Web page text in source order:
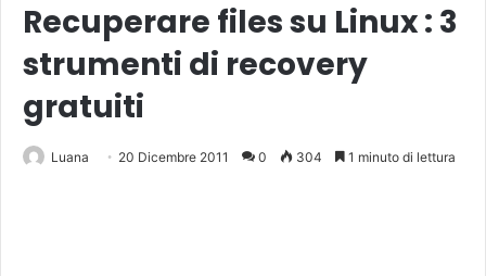
Recuperare files su Linux : 3
strumenti di recovery
gratuiti
Luana 20 Dicembre 2011 0 304 1 minuto di lettura